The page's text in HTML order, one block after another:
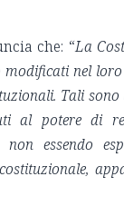
che: “La
nel
Tali
al potere di
essendo